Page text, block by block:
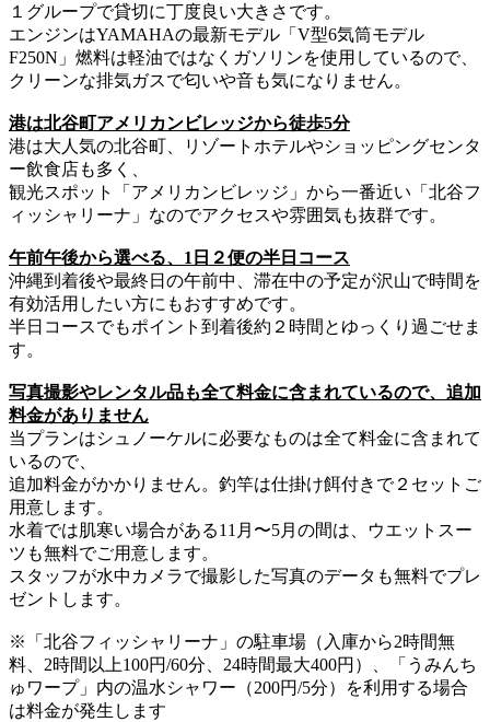
１グループで貸切に丁度良い大きさです。
エンジンはYAMAHAの最新モデル「V型6気筒モデル
F250N」燃料は軽油ではなくガソリンを使用しているので、
クリーンな排気ガスで匂いや音も気になりません。
港は北谷町アメリカンビレッジから徒歩5分
港は大人気の北谷町、リゾートホテルやショッピングセンタ
ー飲食店も多く、
観光スポット「アメリカンビレッジ」から一番近い「北谷フ
ィッシャリーナ」なのでアクセスや雰囲気も抜群です。
午前午後から選べる、1日２便の半日コース
沖縄到着後や最終日の午前中、滞在中の予定が沢山で時間を
有効活用したい方にもおすすめです。
半日コースでもポイント到着後約２時間とゆっくり過ごせま
す。
写真撮影やレンタル品も全て料金に含まれているので、追加
料金がありません
当プランはシュノーケルに必要なものは全て料金に含まれて
いるので、
追加料金がかかりません。釣竿は仕掛け餌付きで２セットご
用意します。
水着では肌寒い場合がある11月〜5月の間は、ウエットスー
ツも無料でご用意します。
スタッフが水中カメラで撮影した写真のデータも無料でプレ
ゼントします。
※「北谷フィッシャリーナ」の駐車場（入庫から2時間無
料、2時間以上100円/60分、24時間最大400円）、「うみんち
ゅワープ」内の温水シャワー（200円/5分）を利用する場合
は料金が発生します